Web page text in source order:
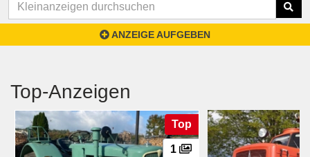
ANZEIGE AUFGEBEN
Top-Anzeigen
Top
1